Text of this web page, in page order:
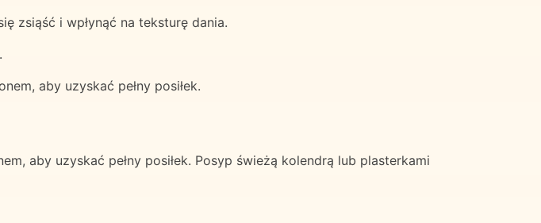
zsiąść i wpłynąć na teksturę dania.
aby uzyskać pełny posiłek.
aby uzyskać pełny posiłek. Posyp świeżą kolendrą lub plasterkami